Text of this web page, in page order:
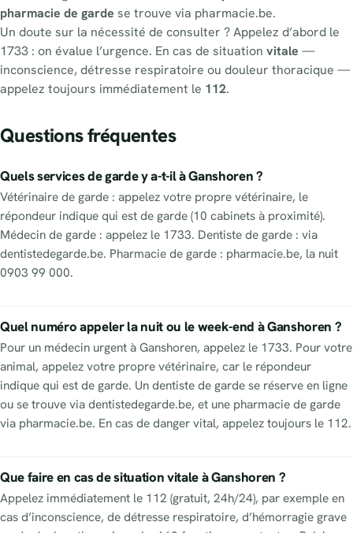
pharmacie de garde se trouve via pharmacie.be.
Un doute sur la nécessité de consulter ? Appelez d’abord le
1733 : on évalue l’urgence. En cas de situation vitale —
inconscience, détresse respiratoire ou douleur thoracique —
appelez toujours immédiatement le 112.
Questions fréquentes
Quels services de garde y a-t-il à Ganshoren ?
Vétérinaire de garde : appelez votre propre vétérinaire, le
répondeur indique qui est de garde (10 cabinets à proximité).
Médecin de garde : appelez le 1733. Dentiste de garde : via
dentistedegarde.be. Pharmacie de garde : pharmacie.be, la nuit
0903 99 000.
Quel numéro appeler la nuit ou le week-end à Ganshoren ?
Pour un médecin urgent à Ganshoren, appelez le 1733. Pour votre
animal, appelez votre propre vétérinaire, car le répondeur
indique qui est de garde. Un dentiste de garde se réserve en ligne
ou se trouve via dentistedegarde.be, et une pharmacie de garde
via pharmacie.be. En cas de danger vital, appelez toujours le 112.
Que faire en cas de situation vitale à Ganshoren ?
Appelez immédiatement le 112 (gratuit, 24h/24), par exemple en
cas d’inconscience, de détresse respiratoire, d’hémorragie grave